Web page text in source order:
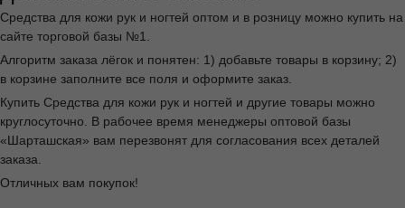
Средства для кожи рук и ногтей оптом и в розницу можно купить на
сайте торговой базы №1.
Алгоритм заказа лёгок и понятен: 1) добавьте товары в корзину; 2)
в корзине заполните все поля и оформите заказ.
Купить Средства для кожи рук и ногтей и другие товары можно
круглосуточно. В рабочее время менеджеры оптовой базы
«Шарташская» вам перезвонят для согласования всех деталей
заказа.
Отличных вам покупок!